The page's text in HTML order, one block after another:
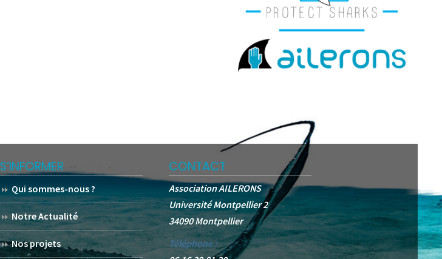
S’INFORMER
Qui sommes-nous ?
Notre Actualité
Nos projets
CONTACT
Association AILERONS
Université Montpellier 2
34090 Montpellier
Téléphone :